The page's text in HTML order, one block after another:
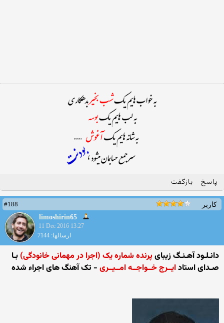
پاسخ بازگفت
کاربر
#188
limoshirin65
11 Dec 2016 13:27
ارسالها: 7144
دانـلـود آهـنـگ زیبای پرنده شماره یک (اجرا در مهمانی خانودگی) بـا
صـدای استادایــرج خــواجــه امــیــری - تک آهنگ های اجراء شده